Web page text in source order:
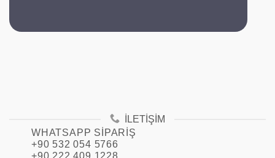
İLETIŞIM
WHATSAPP SIPARIŞ
+90 532 054 5766